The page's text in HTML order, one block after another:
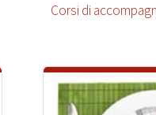
Corsi di